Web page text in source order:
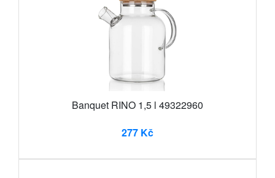
Banquet RINO 1,5 l 49322960
277 Kč